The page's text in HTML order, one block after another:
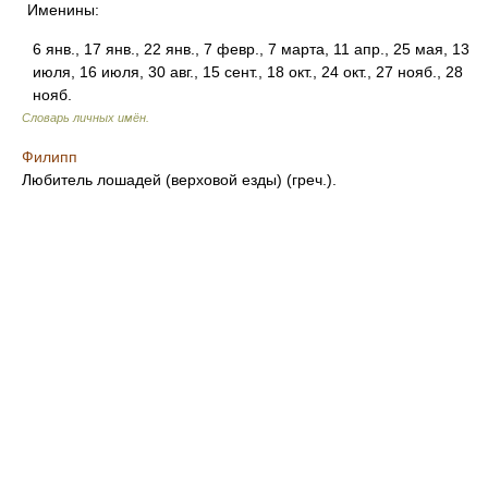
Именины:
6 янв., 17 янв., 22 янв., 7 февр., 7 марта, 11 апр., 25 мая, 13
июля, 16 июля, 30 авг., 15 сент., 18 окт., 24 окт., 27 нояб., 28
нояб.
Словарь личных имён
Филипп
Любитель лошадей (верховой езды) (греч.).